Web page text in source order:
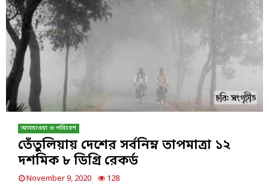
আবহাওয়া ও পরিবেশ
তেঁতুলিয়ায় দেশের সর্বনিম্ন তাপমাত্রা ১২
দশমিক ৮ ডিগ্রি রেকর্ড
November 9, 2020 128